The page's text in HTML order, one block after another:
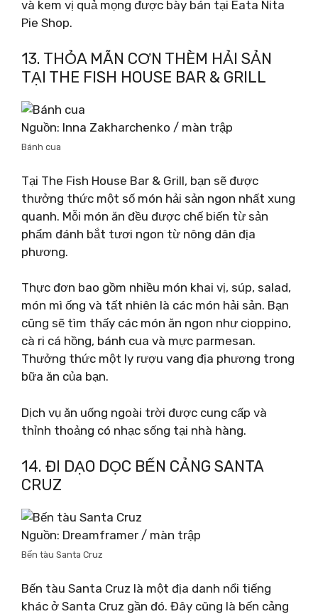
và kem vị quả mọng được bày bán tại Eata Nita
Pie Shop.
13. THỎA MÃN CƠN THÈM HẢI SẢN
TẠI THE FISH HOUSE BAR & GRILL
Nguồn: Inna Zakharchenko / màn trập
Bánh cua
Tại The Fish House Bar & Grill, bạn sẽ được
thưởng thức một số món hải sản ngon nhất xung
quanh. Mỗi món ăn đều được chế biến từ sản
phẩm đánh bắt tươi ngon từ nông dân địa
phương.
Thực đơn bao gồm nhiều món khai vị, súp, salad,
món mì ống và tất nhiên là các món hải sản. Bạn
cũng sẽ tìm thấy các món ăn ngon như cioppino,
cà ri cá hồng, bánh cua và mực parmesan.
Thưởng thức một ly rượu vang địa phương trong
bữa ăn của bạn.
Dịch vụ ăn uống ngoài trời được cung cấp và
thỉnh thoảng có nhạc sống tại nhà hàng.
14. ĐI DẠO DỌC BẾN CẢNG SANTA
CRUZ
Nguồn: Dreamframer / màn trập
Bến tàu Santa Cruz
Bến tàu Santa Cruz là một địa danh nổi tiếng
khác ở Santa Cruz gần đó. Đây cũng là bến cảng